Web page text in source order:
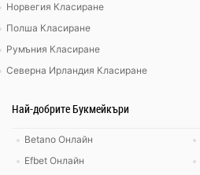
Норвегия Класиране
Полша Класиране
Румъния Класиране
Северна Ирландия Класиране
Най-добрите Букмейкъри
Betano Онлайн
Efbet Онлайн